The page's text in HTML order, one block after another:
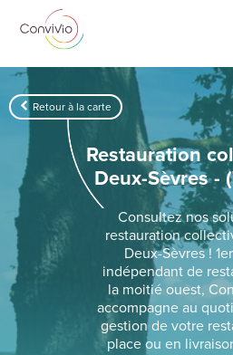
Aller au contenu principal
Restauration
authentique
responsable
Retour à la carte
Restauration
Deux-Sèvres -
Consultez nos
restauration
Deux-Sèvres !
indépendant de
la moitié ouest,
accompagne au
gestion de votre
place ou en